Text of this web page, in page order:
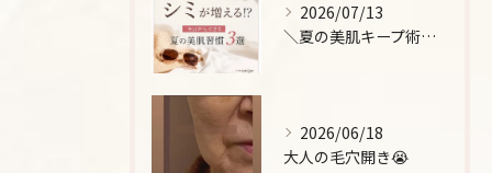
2026/07/13
＼夏の美肌キープ術をご紹介！/
2026/06/18
大人の毛穴開き😭